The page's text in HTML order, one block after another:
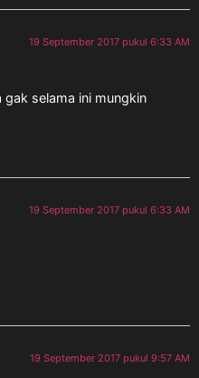
19 September 2017 pukul 6:33 AM
selama ini mungkin
19 September 2017 pukul 6:33 AM
19 September 2017 pukul 9:57 AM